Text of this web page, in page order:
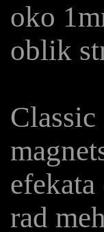
oko
oblik
rad